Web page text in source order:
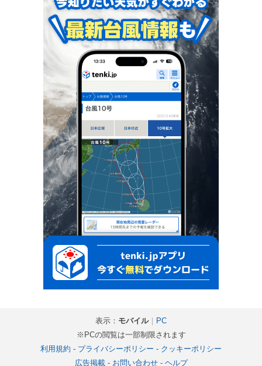
表示： モバイル｜ PC
※PCの閲覧は一部制限されます
利用規約 - プライバシーポリシー - クッキーポリシー
広告掲載- お問い合わせ- ヘルプ